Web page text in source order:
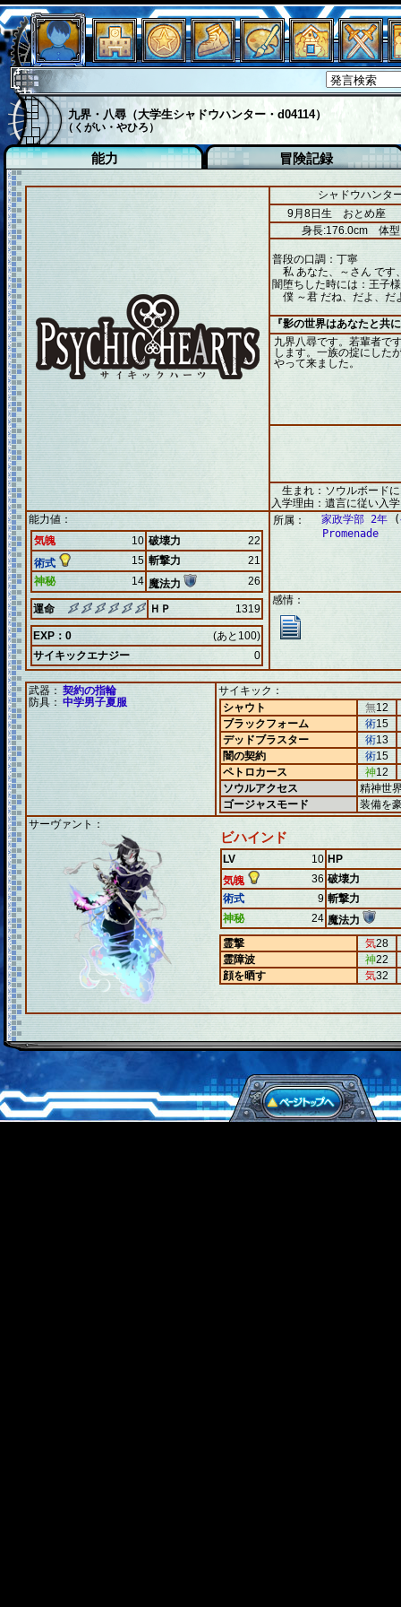
九界・八尋（大学生シャドウハンター・d04114）
（くがい・やひろ）
能力 冒険記録
シャドウハンタ
9月8日生 おとめ座
身長:176.0cm 体型
普段の口調：丁寧
私 あなた、～さん です
闇堕ちした時には：王子様
僕 ～君 だね、だよ、だ
『影の世界はあなたと共
九界八尋です。若輩者で
します。一族の掟にした
やって来ました。
生まれ：ソウルボード
入学理由：遺言に従い入
能力値：
気魄
10 破壊力
22
術式
15 斬撃力
21
神秘
14 魔法力 26
運命 ＨＰ 1319
EXP：0
(あと100)
サイキックエナジー
0
所属： 家政学部 2年 (
Promenade
感情：
武器： 契約の指輪
防具： 中学男子夏服
サイキック：
シャウト
無12
ブラックフォーム
術15
デッドブラスター
術13
闇の契約
術15
ペトロカース
神12
ソウルアクセス
精神世
ゴージャスモード
装備を
サーヴァント：
ビハインド
LV 10 HP
気魄
36 破壊力
術式
9 斬撃力
神秘
24 魔法力
霊撃
気28
霊障波
神22
顔を晒す
気32